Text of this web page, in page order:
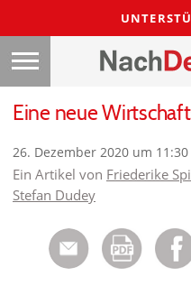
Eine neue
26. Dezember 2020 um 11:30
Ein Artikel von Friederike
Stefan Dudey